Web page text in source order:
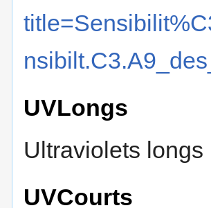
UVLongs
Ultraviolets longs
UVCourts